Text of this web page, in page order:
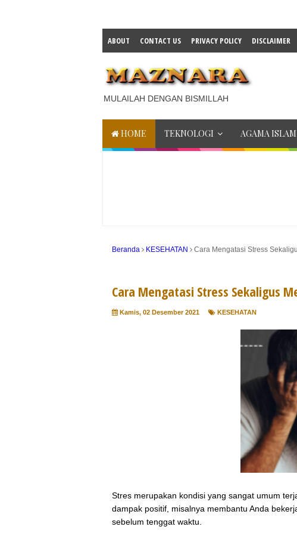
ABOUT CONTACT US PRIVACY POLICY DISCLAIMER
MULAILAH DENGAN BISMILLAH
HOME TEKNOLOGI AGAMA ISLAM
Beranda KESEHATAN Cara Mengatasi Stress
Cara Mengatasi Stress Sekaligus
Kamis, 02 Desember 2021 KESEHATAN
Stres merupakan kondisi yang sangat umum
dampak positif, misalnya membantu Anda
sebelum tenggat waktu.